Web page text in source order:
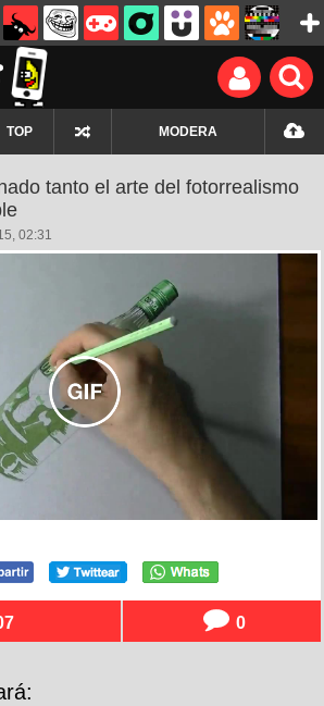
TOP MODERA
tanto el arte del fotorrealismo
02:31
0